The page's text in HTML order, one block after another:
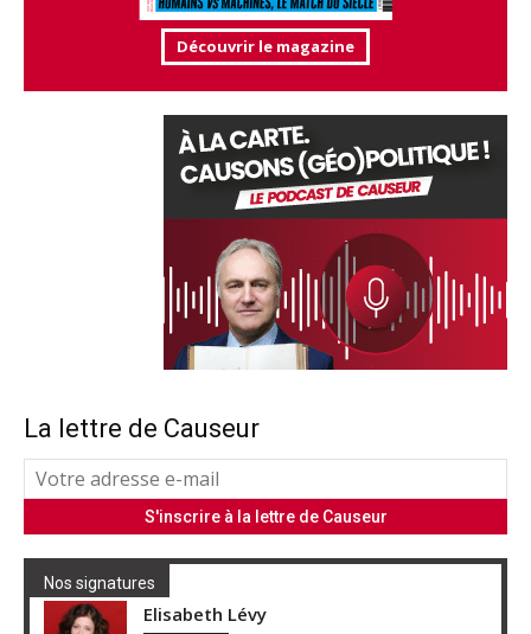
Découvrir le magazine
La lettre de Causeur
Nos signatures
Elisabeth Lévy